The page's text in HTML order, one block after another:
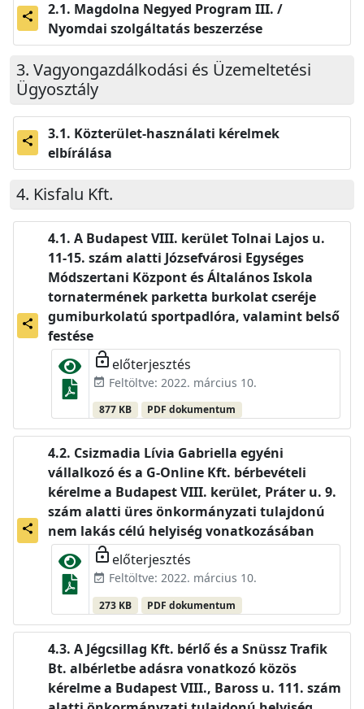
share
Magdolna Negyed Program III. /
Nyomdai szolgáltatás beszerzése
Vagyongazdálkodási és Üzemeltetési
Ügyosztály
share
Közterület-használati kérelmek
elbírálása
Kisfalu Kft.
share
A Budapest VIII. kerület Tolnai Lajos u.
11-15. szám alatti Józsefvárosi Egységes
Módszertani Központ és Általános Iskola
tornatermének parketta burkolat cseréje
gumiburkolatú sportpadlóra, valamint belső
festése
lock_open előterjesztés
event_available Feltöltve: 2022. március 10.
877 KB PDF dokumentum
share
Csizmadia Lívia Gabriella egyéni
vállalkozó és a G-Online Kft. bérbevételi
kérelme a Budapest VIII. kerület, Práter u. 9.
szám alatti üres önkormányzati tulajdonú
nem lakás célú helyiség vonatkozásában
lock_open előterjesztés
event_available Feltöltve: 2022. március 10.
273 KB PDF dokumentum
A Jégcsillag Kft. bérlő és a Snüssz Trafik
Bt. albérletbe adásra vonatkozó közös
kérelme a Budapest VIII., Baross u. 111. szám